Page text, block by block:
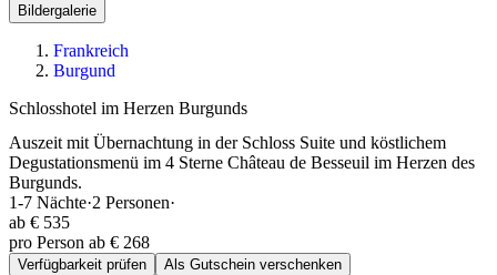
Bildergalerie
Frankreich
Burgund
Schlosshotel im Herzen Burgunds
Auszeit mit Übernachtung in der Schloss Suite und köstlichem
Degustationsmenü im 4 Sterne Château de Besseuil im Herzen des
Burgunds.
1-7 Nächte·2 Personen·
ab € 535
pro Person ab € 268
Verfügbarkeit prüfen Als Gutschein verschenken